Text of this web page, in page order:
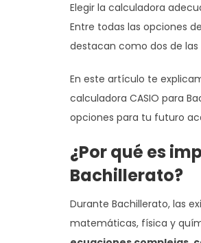
Elegir la calculadora
Entre todas las opciones de
destacan como dos de
En este artículo te
calculadora CASIO para
opciones para tu futuro
¿Por qué es
Bachillerato?
Durante Bachillerato, las
matemáticas, física y